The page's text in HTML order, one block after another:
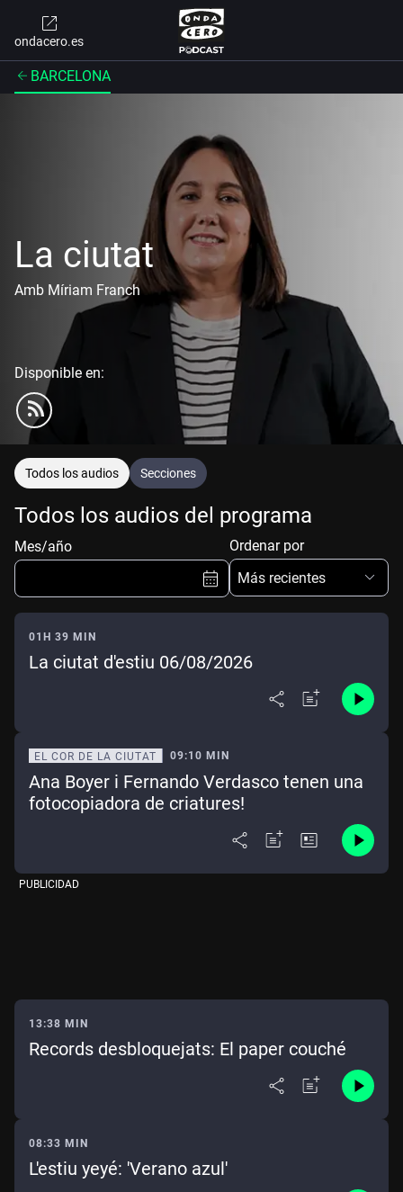
ondacero.es
BARCELONA
La ciutat
Amb Míriam Franch
Disponible en:
Todos los audios Secciones
Todos los audios del programa
Mes/año
Sep Oct Nov
Borrar Mes actual
Ordenar por
Más recientes
01H 39 MIN
La ciutat d'estiu 06/08/2026
EL COR DE LA CIUTAT 09:10 MIN
Ana Boyer i Fernando Verdasco tenen una
fotocopiadora de criatures!
PUBLICIDAD
13:38 MIN
Records desbloquejats: El paper couché
08:33 MIN
L'estiu yeyé: 'Verano azul'